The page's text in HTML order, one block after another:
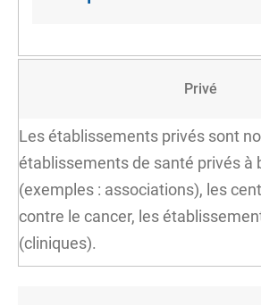
Privé
Les établissements privés sont
établissements de santé privés à
(exemples : associations), les
contre le cancer, les
(cliniques).